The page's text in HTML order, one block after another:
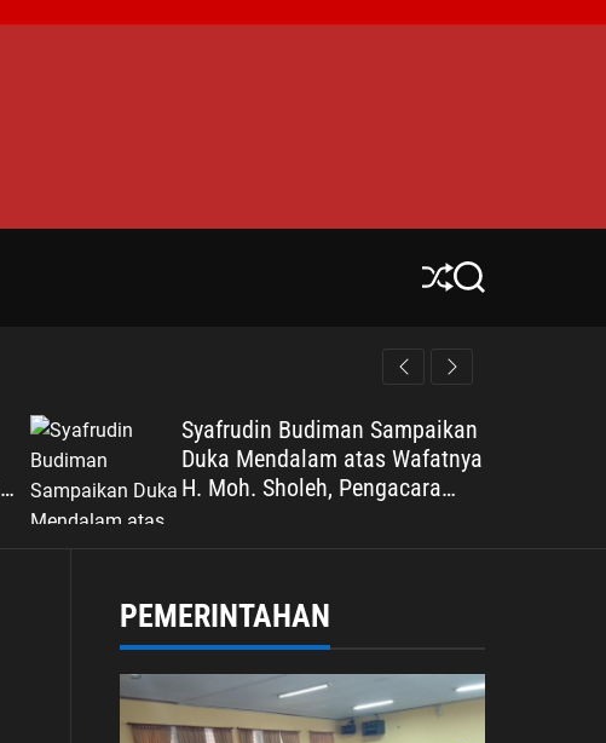
S
S
r
Syafrudin Budiman Sampaikan
Duka Mendalam atas Wafatnya
H. Moh. Sholeh, Pengacara
PEMERINTAHAN